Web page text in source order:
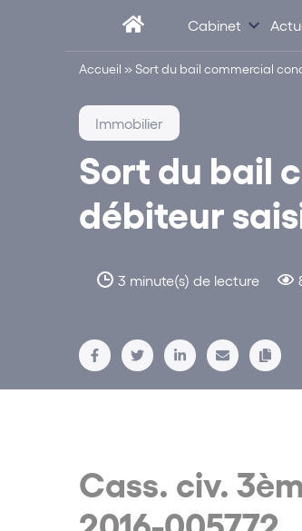
Cabinet
Accueil » Sort du bail commercial
Sort du bail
débiteur
3 minute(s) de lecture
Immobilier
Cass. civ.